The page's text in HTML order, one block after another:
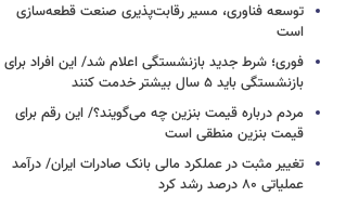
توسعه فناوری، مسیر رقابت‌پذیری صنعت قطعه‌سازی
است
فوری؛ شرط جدید بازنشستگی اعلام شد/ این افراد برای
بازنشستگی باید ۵ سال بیشتر خدمت کنند
مردم درباره قیمت بنزین چه می‌گویند؟/ این رقم برای
قیمت بنزین منطقی است
تغییر مثبت در عملکرد مالی بانک صادرات ایران/ درآمد
عملیاتی ۸۰ درصد رشد کرد